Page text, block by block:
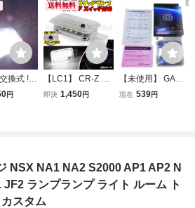
換式 !
ムラン
円
送料無料
【LC1】 CR-Z ZF
2 / MDX YD1 / S2
プ
即決 1,450円
【未使用】 GARA
X ギャラクス ホン
納 棚
現在 539円
NSX NA1 NA2 S2000 AP1 AP2 N
ランプランプ ライト ルーム ト
スタム